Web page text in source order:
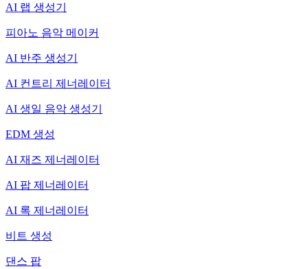
AI 랩 생성기
피아노 음악 메이커
AI 반주 생성기
AI 컨트리 제너레이터
AI 생일 음악 생성기
EDM 생성
AI 재즈 제너레이터
AI 팝 제너레이터
AI 록 제너레이터
비트 생성
댄스 팝